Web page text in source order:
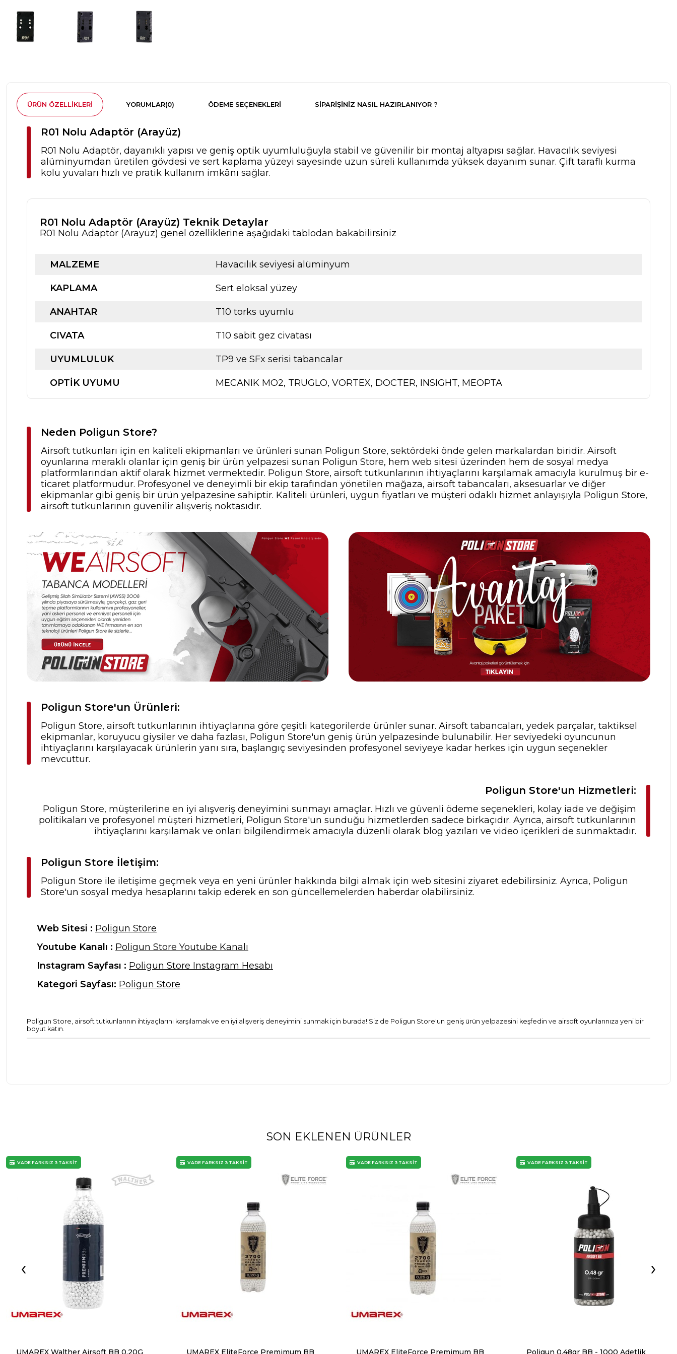
ÜRÜN ÖZELLIKLERI YORUMLAR(0) ÖDEME SEÇENEKLERI SIPARIŞINIZ NASIL HAZIRLANIYOR ?
R01 Nolu Adaptör (Arayüz)
R01 Nolu Adaptör, dayanıklı yapısı ve geniş optik uyumluluğuyla stabil ve güvenilir bir montaj altyapısı sağlar. Havacılık seviyesi
alüminyumdan üretilen gövdesi ve sert kaplama yüzeyi sayesinde uzun süreli kullanımda yüksek dayanım sunar. Çift taraflı kurma
kolu yuvaları hızlı ve pratik kullanım imkânı sağlar.
R01 Nolu Adaptör (Arayüz) Teknik Detaylar
R01 Nolu Adaptör (Arayüz) genel özelliklerine aşağıdaki tablodan bakabilirsiniz
MALZEME Havacılık seviyesi alüminyum
KAPLAMA Sert eloksal yüzey
ANAHTAR T10 torks uyumlu
CIVATA T10 sabit gez civatası
UYUMLULUK TP9 ve SFx serisi tabancalar
OPTIK UYUMU MECANIK MO2, TRUGLO, VORTEX, DOCTER, INSIGHT, MEOPTA
Neden Poligun Store?
Airsoft tutkunları için en kaliteli ekipmanları ve ürünleri sunan Poligun Store, sektördeki önde gelen markalardan biridir. Airsoft
oyunlarına meraklı olanlar için geniş bir ürün yelpazesi sunan Poligun Store, hem web sitesi üzerinden hem de sosyal medya
platformlarından aktif olarak hizmet vermektedir. Poligun Store, airsoft tutkunlarının ihtiyaçlarını karşılamak amacıyla kurulmuş bir e-
ticaret platformudur. Profesyonel ve deneyimli bir ekip tarafından yönetilen mağaza, airsoft tabancaları, aksesuarlar ve diğer
ekipmanlar gibi geniş bir ürün yelpazesine sahiptir. Kaliteli ürünleri, uygun fiyatları ve müşteri odaklı hizmet anlayışıyla Poligun Store,
airsoft tutkunlarının güvenilir alışveriş noktasıdır.
Poligun Store'un Ürünleri:
Poligun Store, airsoft tutkunlarının ihtiyaçlarına göre çeşitli kategorilerde ürünler sunar. Airsoft tabancaları, yedek parçalar, taktiksel
ekipmanlar, koruyucu giysiler ve daha fazlası, Poligun Store'un geniş ürün yelpazesinde bulunabilir. Her seviyedeki oyuncunun
ihtiyaçlarını karşılayacak ürünlerin yanı sıra, başlangıç seviyesinden profesyonel seviyeye kadar herkes için uygun seçenekler
mevcuttur.
Poligun Store'un Hizmetleri:
Poligun Store, müşterilerine en iyi alışveriş deneyimini sunmayı amaçlar. Hızlı ve güvenli ödeme seçenekleri, kolay iade ve değişim
politikaları ve profesyonel müşteri hizmetleri, Poligun Store'un sunduğu hizmetlerden sadece birkaçıdır. Ayrıca, airsoft tutkunlarının
ihtiyaçlarını karşılamak ve onları bilgilendirmek amacıyla düzenli olarak blog yazıları ve video içerikleri de sunmaktadır.
Poligun Store İletişim:
Poligun Store ile iletişime geçmek veya en yeni ürünler hakkında bilgi almak için web sitesini ziyaret edebilirsiniz. Ayrıca, Poligun
Store'un sosyal medya hesaplarını takip ederek en son güncellemelerden haberdar olabilirsiniz.
Web Sitesi : Poligun Store
Youtube Kanalı : Poligun Store Youtube Kanalı
Instagram Sayfası : Poligun Store Instagram Hesabı
Kategori Sayfası: Poligun Store
Poligun Store, airsoft tutkunlarının ihtiyaçlarını karşılamak ve en iyi alışveriş deneyimini sunmak için burada! Siz de Poligun Store'un geniş ürün yelpazesini keşfedin ve airsoft oyunlarınıza yeni bir
boyut katın.
SON EKLENEN ÜRÜNLER
UMAREX Walther Airsoft BB 0,20G
VADE FARKSIZ 3 TAKSİT
UMAREX EliteForce Premimum BB
VADE FARKSIZ 3 TAKSİT
UMAREX EliteForce Premimum BB
VADE FARKSIZ 3 TAKSİT
Poligun 0.48gr BB - 1000 Adetlik
VADE FARKSIZ 3 TAKSİT
‹ ›